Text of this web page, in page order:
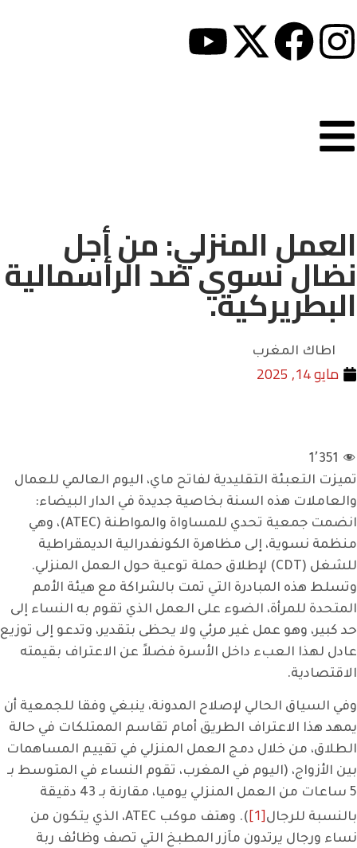
العمل المنزلي: من أجل
نضال نسوي ضد الرأسمالية
البطريركية.
اطاك المغرب
مايو 14, 2025
1٬351
تميزت التعبئة التقليدية لفاتح ماي، اليوم العالمي للعمال
والعاملات هذه السنة بخاصية جديدة في الدار البيضاء:
انضمت جمعية تحدي للمساواة والمواطنة (ATEC)، وهي
منظمة نسوية، إلى مظاهرة الكونفدرالية الديمقراطية
للشغل (CDT) لإطلاق حملة توعية حول العمل المنزلي.
وتسلط هذه المبادرة التي تمت بالشراكة مع هيئة الأمم
المتحدة للمرأة، الضوء على العمل الذي تقوم به النساء إلى
حد كبير، وهو عمل غير مرئي ولا يحظى بتقدير، وتدعو إلى توزيع
عادل لهذا العبء داخل الأسرة فضلاً عن الاعتراف بقيمته
الاقتصادية.
وفي السياق الحالي لإصلاح المدونة، ينبغي وفقا للجمعية أن
يمهد هذا الاعتراف الطريق أمام تقاسم الممتلكات في حالة
الطلاق، من خلال دمج العمل المنزلي في تقييم المساهمات
بين الأزواج، (اليوم في المغرب، تقوم النساء في المتوسط ​​بـ
5 ساعات من العمل المنزلي يوميا، مقارنة بـ 43 دقيقة
بالنسبة للرجال[1]
). وهتف موكب ATEC، الذي يتكون من
نساء ورجال يرتدون مآزر المطبخ التي تصف وظائف ربة